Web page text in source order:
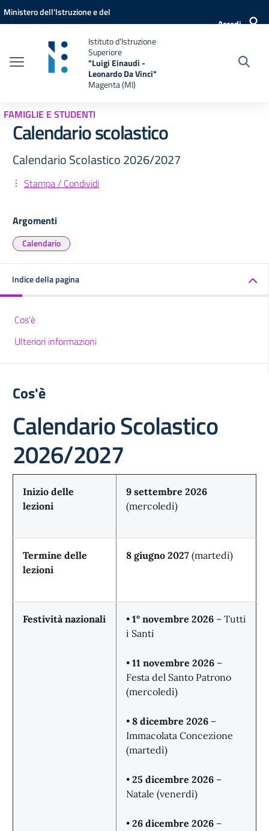
Vai ai contenuti
Vai al menu di navigazione
Vai al footer
Ministero dell'Istruzione e del
Accedi
Istituto d'Istruzione
Superiore
"Luigi Einaudi -
Leonardo Da Vinci"
Magenta (MI)
FAMIGLIE E STUDENTI
Calendario scolastico
Calendario Scolastico 2026/2027
Stampa / Condividi
Argomenti
Calendario
Indice della pagina
Cos'è
Ulteriori informazioni
Cos'è
Calendario Scolastico
2026/2027
Inizio delle
lezioni
9 settembre 2026
(mercoledì)
Termine delle
lezioni
8 giugno 2027 (martedì)
Festività nazionali • 1° novembre 2026 – Tutti
i Santi
• 11 novembre 2026 –
Festa del Santo Patrono
(mercoledì)
• 8 dicembre 2026 –
Immacolata Concezione
(martedì)
• 25 dicembre 2026 –
Natale (venerdì)
• 26 dicembre 2026 –